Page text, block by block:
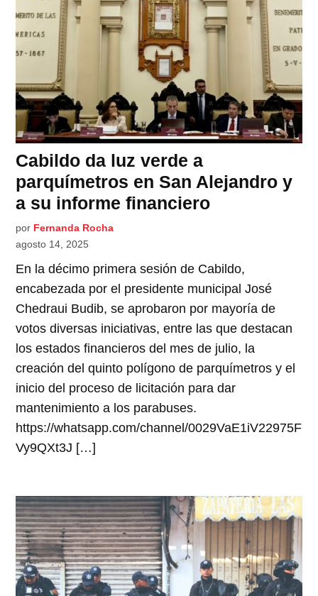
Cabildo da luz verde a
parquímetros en San Alejandro y
a su informe financiero
por Fernanda Rocha
agosto 14, 2025
En la décimo primera sesión de Cabildo,
encabezada por el presidente municipal José
Chedraui Budib, se aprobaron por mayoría de
votos diversas iniciativas, entre las que destacan
los estados financieros del mes de julio, la
creación del quinto polígono de parquímetros y el
inicio del proceso de licitación para dar
mantenimiento a los parabuses.
https://whatsapp.com/channel/0029VaE1iV22975F
Vy9QXt3J […]